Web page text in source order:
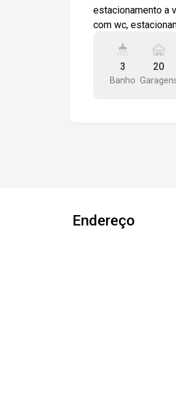
estacionamento a
com wc,
Andar superior
com 3 salas, wc,
pia de apoio e
3
Banho
20
Endereço